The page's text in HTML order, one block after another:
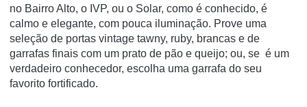
no Bairro Alto, o IVP, ou o Solar, como é conhecido, é
calmo e elegante, com pouca iluminação. Prove uma
seleção de portas vintage tawny, ruby, brancas e de
garrafas finais com um prato de pão e queijo; ou, se é um
verdadeiro conhecedor, escolha uma garrafa do seu
favorito fortificado.